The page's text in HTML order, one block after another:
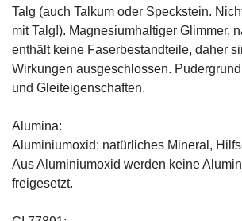
Talg (auch Talkum oder Speckstein.
mit Talg!). Magnesiumhaltiger Glimmer,
enthält keine Faserbestandteile, daher
Wirkungen ausgeschlossen.
und Gleiteigenschaften.
Alumina:
Aluminiumoxid; natürliches Mineral,
Aus Aluminiumoxid werden keine
freigesetzt.